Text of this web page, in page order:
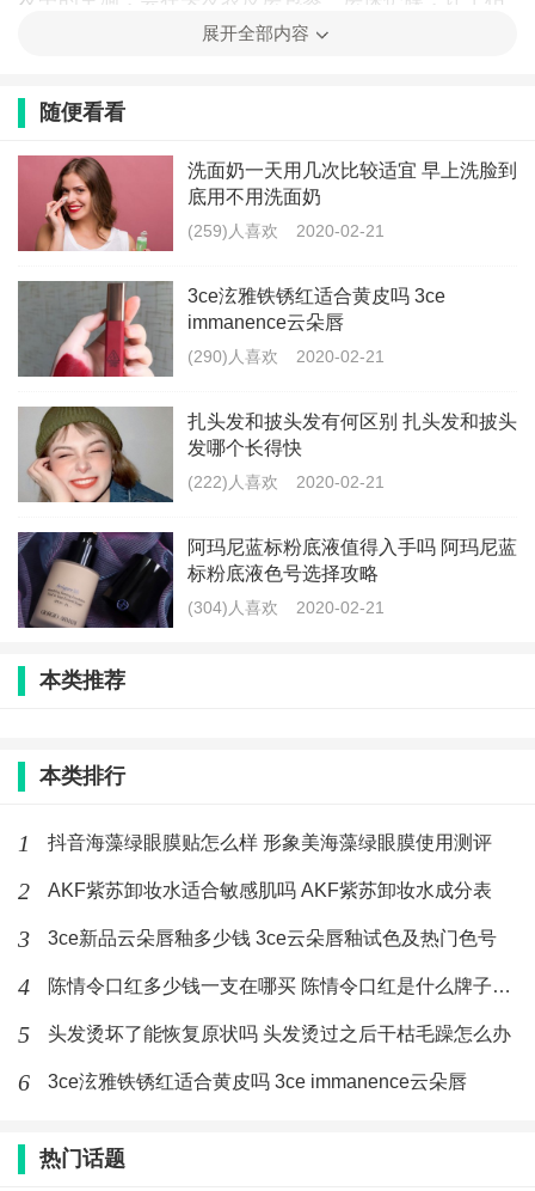
的头发暂时性得到改善，做的次数越多改善的效果越
在洗发的时候流失，头发就恢复到护理前的状况。
烫头发对皮肤有伤害吗
烫发对发质有影响，对健康没有影响。冷烫的液态药水
可能会流到头皮上，但最对对皮肤产生刺激，基本上是
不会有其他不适的。热烫类的就更不用担心，因为根部
就不接触皮肤，也就是说，接触皮肤也不会有太大的影
响，只有在你头皮上有伤口的情况下，才会有刺激的感
觉。
有人认为烫发水的气味会影响身体，其实烫发水的气味
主要来自其中的氨水成分，但烫发水中氨水的含量是非
标签： 头发
红是什么牌子好看吗
(279)人喜欢 2020-02-21
抖音v型美颈霜什么牌子 抖音同款按摩
颈霜好用吗
(183)人喜欢
展开全部内容
随便看看
洗面奶一天用几次比较适宜 早上洗脸到
底用不用洗面奶
(259)人喜欢 2020-02-21
3ce泫雅铁锈红适合黄皮吗 3ce
immanence云朵唇
(290)人喜欢 2020-02-21
扎头发和披头发有何区别 扎头发和披头
发哪个长得快
(222)人喜欢 2020-02-21
阿玛尼蓝标粉底液值得入手吗 阿玛尼蓝
标粉底液色号选择攻略
(304)人喜欢 2020-02-21
本类推荐
本类排行
1 抖音海藻绿眼膜贴怎么样 形象美海藻绿眼膜使用测评
2 AKF紫苏卸妆水适合敏感肌吗 AKF紫苏卸妆水成分表
3 3ce新品云朵唇釉多少钱 3ce云朵唇釉试色及热门色号
4 陈情令口红多少钱一支在哪买 陈情令口红是什么牌子好看吗
5 头发烫坏了能恢复原状吗 头发烫过之后干枯毛躁怎么办
6 3ce泫雅铁锈红适合黄皮吗 3ce immanence云朵唇
热门话题